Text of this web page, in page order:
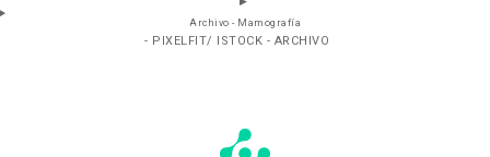
Archivo - Mamografía
- PIXELFIT/ ISTOCK - ARCHIVO